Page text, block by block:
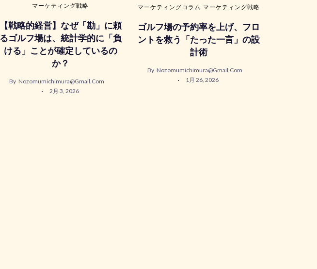
マーケティング戦略
【戦略的経営】なぜ「勘」に頼
るゴルフ場は、統計学的に「負
ける」ことが確定しているの
か？
By Nozomumichimura@gmail.com
2月 3, 2026
マーケティングコラム マーケティング戦略
ゴルフ場の予約率を上げ、フロ
ントを救う「たった一言」の設
計術
By Nozomumichimura@gmail.com
1月 26, 2026